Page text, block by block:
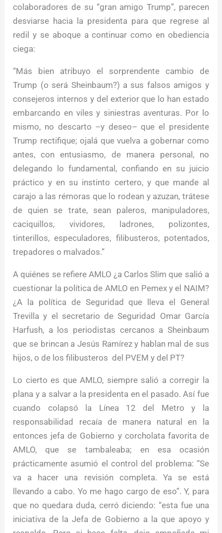
colaboradores de su “gran amigo Trump”, parecen
desviarse hacia la presidenta para que regrese al
redil y se aboque a continuar como en obediencia
ciega:
“Más bien atribuyo el sorprendente cambio de
Trump (o será Sheinbaum?) a sus falsos amigos y
consejeros internos y del exterior que lo han estado
embarcando en viles y siniestras aventuras. Por lo
mismo, no descarto –y deseo– que el presidente
Trump rectifique; ojalá que vuelva a gobernar como
antes, con entusiasmo, de manera personal, no
delegando lo fundamental, confiando en su juicio
práctico y en su instinto certero, y que mande al
carajo a las rémoras que lo rodean y azuzan, trátese
de quien se trate, sean paleros, manipuladores,
caciquillos, vividores, ladrones, polizontes,
tinterillos, especuladores, filibusteros, potentados,
trepadores o malvados.”
A quiénes se refiere AMLO ¿a Carlos Slim que salió a
cuestionar la política de AMLO en Pemex y el NAIM?
¿A la política de Seguridad que lleva el General
Trevilla y el secretario de Seguridad Omar García
Harfush, a los periodistas cercanos a Sheinbaum
que se brincan a Jesús Ramírez y hablan mal de sus
hijos, o de los filibusteros del PVEM y del PT?
Lo cierto es que AMLO, siempre salió a corregir la
plana y a salvar a la presidenta en el pasado. Así fue
cuando colapsó la Línea 12 del Metro y la
responsabilidad recaía de manera natural en la
entonces jefa de Gobierno y corcholata favorita de
AMLO, que se tambaleaba; en esa ocasión
prácticamente asumió el control del problema: “Se
va a hacer una revisión completa. Ya se está
llevando a cabo. Yo me hago cargo de eso”. Y, para
que no quedara duda, cerró diciendo: “esta fue una
iniciativa de la Jefa de Gobierno a la que apoyo y